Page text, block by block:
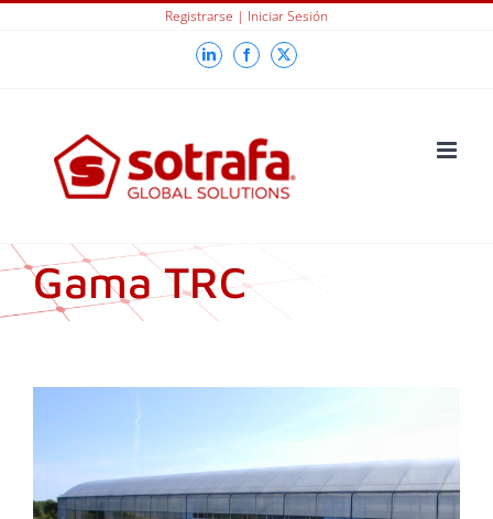
Registrarse | Iniciar Sesión
LinkedInFacebook
X
Gama TRC